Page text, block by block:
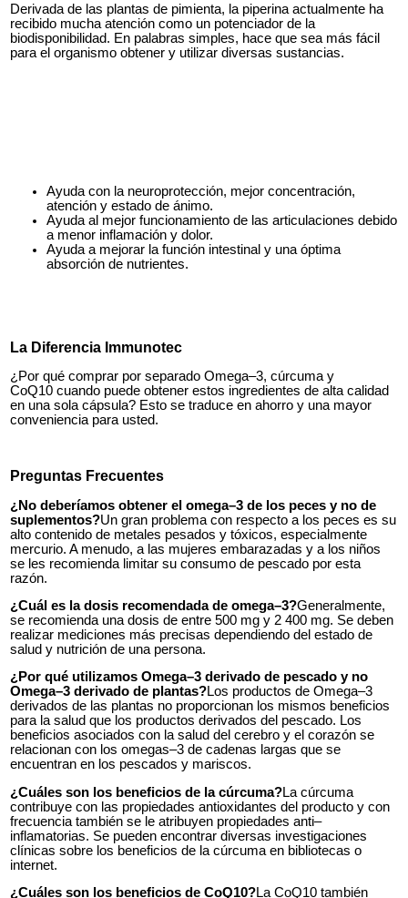
Derivada de las plantas de pimienta, la piperina actualmente ha
recibido mucha atención como un potenciador de la
biodisponibilidad. En palabras simples, hace que sea más fácil
para el organismo obtener y utilizar diversas sustancias.
Ayuda con la neuroprotección, mejor concentración,
atención y estado de ánimo.
Ayuda al mejor funcionamiento de las articulaciones debido
a menor inflamación y dolor.
Ayuda a mejorar la función intestinal y una óptima
absorción de nutrientes.
La Diferencia Immunotec
¿Por qué comprar por separado Omega–3, cúrcuma y
CoQ10 cuando puede obtener estos ingredientes de alta calidad
en una sola cápsula? Esto se traduce en ahorro y una mayor
conveniencia para usted.
Preguntas Frecuentes
¿No deberíamos obtener el omega–3 de los peces y no de
suplementos?Un gran problema con respecto a los peces es su
alto contenido de metales pesados y tóxicos, especialmente
mercurio. A menudo, a las mujeres embarazadas y a los niños
se les recomienda limitar su consumo de pescado por esta
razón.
¿Cuál es la dosis recomendada de omega–3?Generalmente,
se recomienda una dosis de entre 500 mg y 2 400 mg. Se deben
realizar mediciones más precisas dependiendo del estado de
salud y nutrición de una persona.
¿Por qué utilizamos Omega–3 derivado de pescado y no
Omega–3 derivado de plantas?Los productos de Omega–3
derivados de las plantas no proporcionan los mismos beneficios
para la salud que los productos derivados del pescado. Los
beneficios asociados con la salud del cerebro y el corazón se
relacionan con los omegas–3 de cadenas largas que se
encuentran en los pescados y mariscos.
¿Cuáles son los beneficios de la cúrcuma?La cúrcuma
contribuye con las propiedades antioxidantes del producto y con
frecuencia también se le atribuyen propiedades anti–
inflamatorias. Se pueden encontrar diversas investigaciones
clínicas sobre los beneficios de la cúrcuma en bibliotecas o
internet.
¿Cuáles son los beneficios de CoQ10?La CoQ10 también